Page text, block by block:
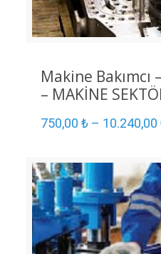
Makine Bakımcı
– MAKİNE
750,00 ₺– 10.240,00